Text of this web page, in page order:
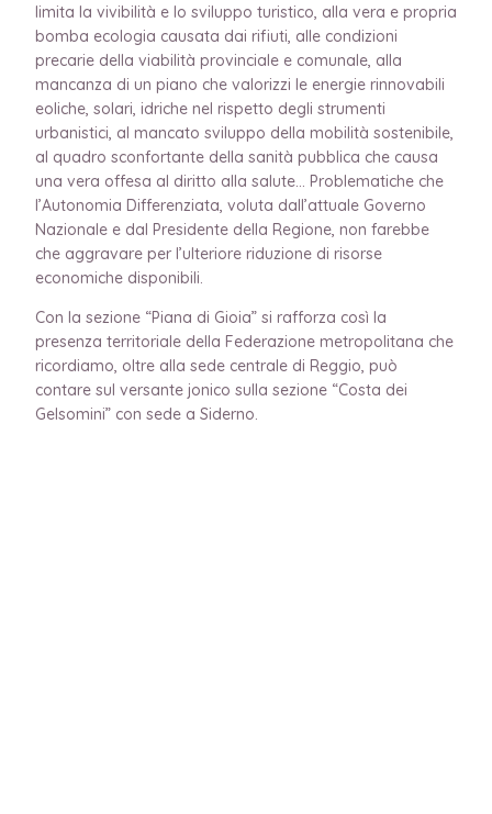
limita la vivibilità e lo sviluppo turistico, alla vera e propria
bomba ecologia causata dai rifiuti, alle condizioni
precarie della viabilità provinciale e comunale, alla
mancanza di un piano che valorizzi le energie rinnovabili
eoliche, solari, idriche nel rispetto degli strumenti
urbanistici, al mancato sviluppo della mobilità sostenibile,
al quadro sconfortante della sanità pubblica che causa
una vera offesa al diritto alla salute… Problematiche che
l’Autonomia Differenziata, voluta dall’attuale Governo
Nazionale e dal Presidente della Regione, non farebbe
che aggravare per l’ulteriore riduzione di risorse
economiche disponibili.
Con la sezione “Piana di Gioia” si rafforza così la
presenza territoriale della Federazione metropolitana che
ricordiamo, oltre alla sede centrale di Reggio, può
contare sul versante jonico sulla sezione “Costa dei
Gelsomini” con sede a Siderno.